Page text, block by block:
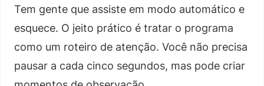
Tem gente que assiste em modo automático e
esquece. O jeito prático é tratar o programa
como um roteiro de atenção. Você não precisa
pausar a cada cinco segundos, mas pode criar